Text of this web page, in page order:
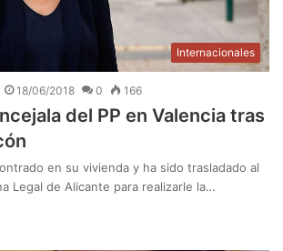
Internacionales
18/06/2018 0 166
del PP en Valencia tras
en su vivienda y ha sido trasladado al
Legal de Alicante para realizarle la…